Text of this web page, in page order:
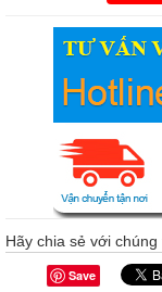
Hãy chia sẻ với
Save